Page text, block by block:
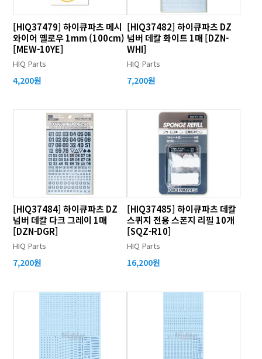
[HIQ37479] 하이큐파츠 메시
와이어 옐로우 1mm (100cm)
[MEW-10YE]
HIQ Parts
4,200원
[HIQ37482] 하이큐파츠 DZ
넘버 데칼 화이트 1매 [DZN-
WHI]
HIQ Parts
7,200원
[HIQ37484] 하이큐파츠 DZ
넘버 데칼 다크 그레이 1매
[DZN-DGR]
HIQ Parts
7,200원
[HIQ37485] 하이큐파츠 데칼
스퀴지 전용 스폰지 리필 10개
[SQZ-R10]
HIQ Parts
16,200원